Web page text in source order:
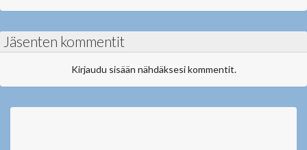
Jäsenten kommentit
Kirjaudu sisään nähdäksesi kommentit.